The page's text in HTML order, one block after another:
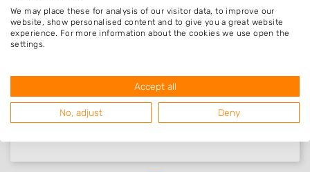
Nieuw in Britswert
We may place these for analysis of our visitor data, to improve our
website, show personalised content and to give you a great website
experience. For more information about the cookies we use open the
settings.
Accept all
No, adjust Deny